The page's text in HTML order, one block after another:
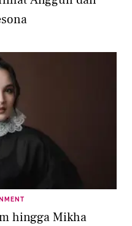
hingga Mikha